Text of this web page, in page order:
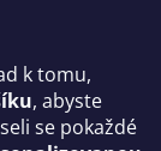
k tomu,
, abyste
se pokaždé